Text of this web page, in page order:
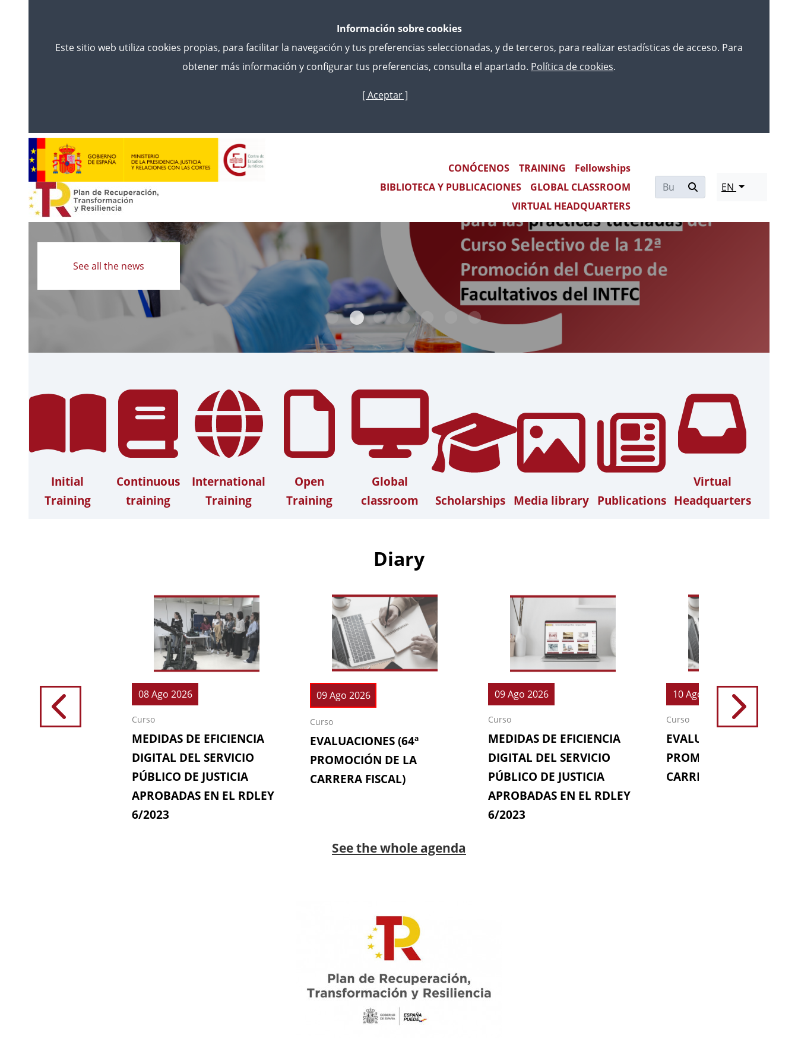
Skip
main
Información sobre cookies
Este sitio web utiliza cookies propias, para facilitar la navegación y tus preferencias seleccionadas, y de terceros, para realizar estadísticas de acceso. Para
obtener más información y configurar tus preferencias, consulta el apartado. Política de cookies.
[ Aceptar ]
Main navigation
CONÓCENOS TRAINING
Fellowships
BIBLIOTECA Y PUBLICACIONES
GLOBAL CLASSROOM
VIRTUAL HEADQUARTERS
EN
Read
more
See all the news
Initial
Training
Continuous
training
International
Training
Open
Training
Global
classroom
Scholarships Media library Publications
Virtual
Headquarters
Diary
08 Ago 2026
Curso
MEDIDAS DE EFICIENCIA
DIGITAL DEL SERVICIO
PÚBLICO DE JUSTICIA
APROBADAS EN EL RDLEY
6/2023
09 Ago 2026
Curso
EVALUACIONES (64ª
PROMOCIÓN DE LA
CARRERA FISCAL)
09 Ago 2026
Curso
MEDIDAS DE EFICIENCIA
DIGITAL DEL SERVICIO
PÚBLICO DE JUSTICIA
APROBADAS EN EL RDLEY
6/2023
10 Ago 2026
Curso
EVALUACIONES (64ª
PROMOCIÓN DE LA
CARRERA FISCAL)
See the whole agenda